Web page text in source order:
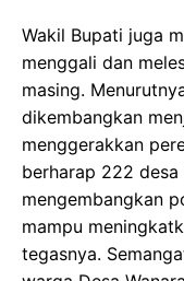
Wakil Bupati juga
menggali dan
masing.
dikembangkan
menggerakkan
berharap 222
mengembangkan
mampu
tegasnya.